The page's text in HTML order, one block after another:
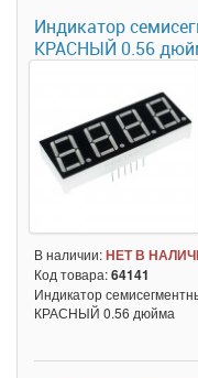
Индикатор
КРАСНЫЙ 0.56
В наличии:НЕТ В
Код товара:64141
Индикатор
КРАСНЫЙ 0.56 дюйма